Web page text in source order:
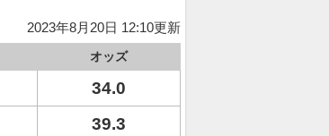
2023年8月20日 12:10更新
オッズ
34.0
39.3